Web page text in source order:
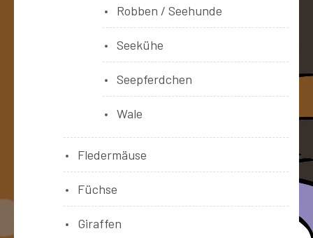
Robben / Seehunde
Seekühe
Seepferdchen
Wale
Fledermäuse
Füchse
Giraffen